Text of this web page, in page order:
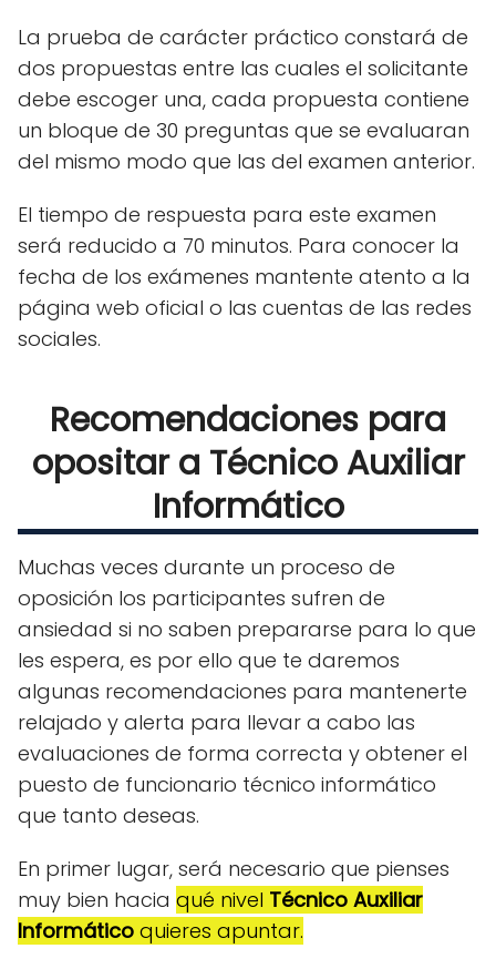
La prueba de carácter práctico constará de
dos propuestas entre las cuales el solicitante
debe escoger una, cada propuesta contiene
un bloque de 30 preguntas que se evaluaran
del mismo modo que las del examen anterior.
El tiempo de respuesta para este examen
será reducido a 70 minutos. Para conocer la
fecha de los exámenes mantente atento a la
página web oficial o las cuentas de las redes
sociales.
Recomendaciones para
opositar a Técnico Auxiliar
Informático
Muchas veces durante un proceso de
oposición los participantes sufren de
ansiedad si no saben prepararse para lo que
les espera, es por ello que te daremos
algunas recomendaciones para mantenerte
relajado y alerta para llevar a cabo las
evaluaciones de forma correcta y obtener el
puesto de funcionario técnico informático
que tanto deseas.
En primer lugar, será necesario que pienses
muy bien hacia qué nivel Técnico Auxiliar
Informático quieres apuntar.